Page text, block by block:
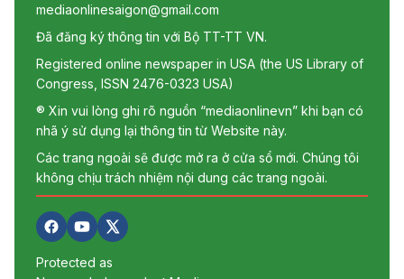
mediaonlinesaigon@gmail.com
Đã đăng ký thông tin với Bộ TT-TT VN.
Registered online newspaper in USA (the US Library of
Congress, ISSN 2476-0323 USA)
® Xin vui lòng ghi rõ nguồn “mediaonlinevn” khi bạn có
nhã ý sử dụng lại thông tin từ Website này.
Các trang ngoài sẽ được mở ra ở cửa sổ mới. Chúng tôi
không chịu trách nhiệm nội dung các trang ngoài.
Protected as